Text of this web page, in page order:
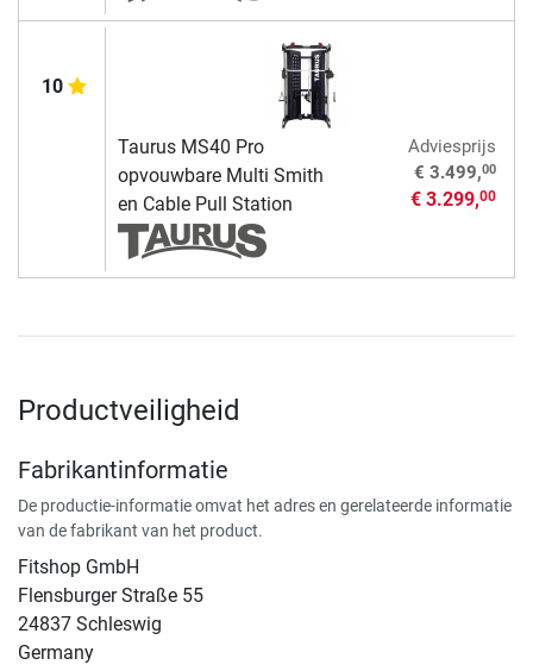
10
Taurus MS40 Pro
opvouwbare Multi Smith
en Cable Pull Station
Adviesprijs
€ 3.499,00
€ 3.299,00
Productveiligheid
Fabrikantinformatie
De productie-informatie omvat het adres en gerelateerde informatie
van de fabrikant van het product.
Fitshop GmbH
Flensburger Straße 55
24837 Schleswig
Germany